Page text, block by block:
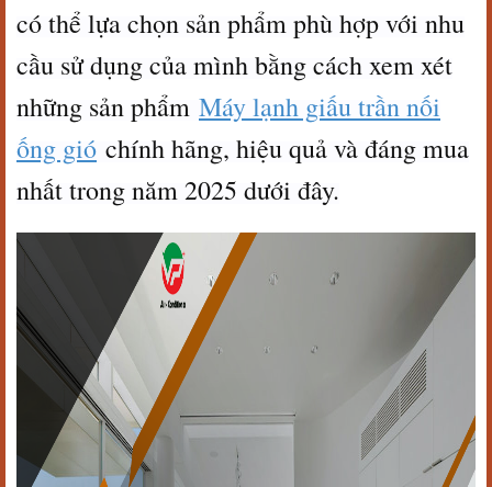
có thể lựa chọn sản phẩm phù hợp với nhu
cầu sử dụng của mình bằng cách xem xét
những sản phẩm Máy lạnh giấu trần nối
ống gió chính hãng, hiệu quả và đáng mua
nhất trong năm 2025 dưới đây.